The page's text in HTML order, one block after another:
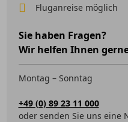
Fluganreise möglich
Sie haben Fragen?
Wir helfen Ihnen
Montag – Sonntag
+49 (0) 89 23 11 000
oder senden Sie uns eine